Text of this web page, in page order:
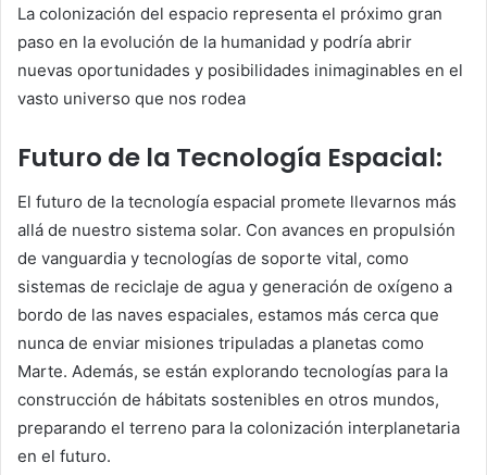
La colonización del espacio representa el próximo gran
paso en la evolución de la humanidad y podría abrir
nuevas oportunidades y posibilidades inimaginables en el
vasto universo que nos rodea
Futuro de la Tecnología Espacial:
El futuro de la tecnología espacial promete llevarnos más
allá de nuestro sistema solar. Con avances en propulsión
de vanguardia y tecnologías de soporte vital, como
sistemas de reciclaje de agua y generación de oxígeno a
bordo de las naves espaciales, estamos más cerca que
nunca de enviar misiones tripuladas a planetas como
Marte. Además, se están explorando tecnologías para la
construcción de hábitats sostenibles en otros mundos,
preparando el terreno para la colonización interplanetaria
en el futuro.